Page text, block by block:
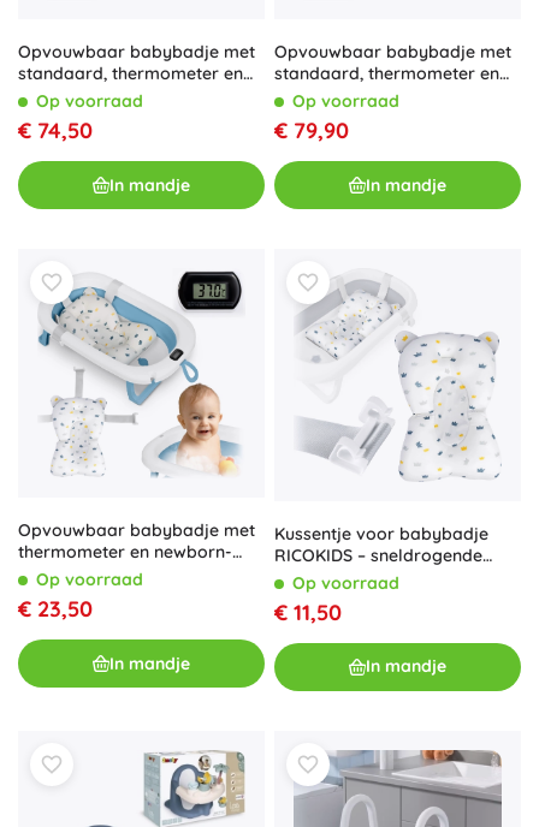
Opvouwbaar babybadje met
standaard, thermometer en
inleg Ricokids, wit-grijs
Op voorraad
€ 74,50
In mandje
Opvouwbaar babybadje met
standaard, thermometer en
inleg – wit-blauw
Op voorraad
€ 79,90
In mandje
Opvouwbaar babybadje met
thermometer en newborn-
inzet, wit-blauw
Op voorraad
€ 23,50
In mandje
Kussentje voor babybadje
RICOKIDS – sneldrogende
ergonomische inleg, wit‑blauw
Op voorraad
€ 11,50
In mandje